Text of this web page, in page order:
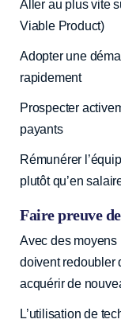
Aller au plus vite
Viable Product)
Adopter une
rapidement
Prospecter
payants
Rémunérer
plutôt qu’en
Faire preuve
Avec des moyens
doivent redoubler
acquérir de
L’utilisation de